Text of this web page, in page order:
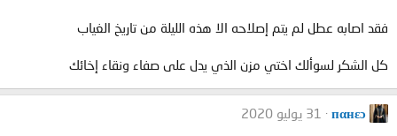
فقد اصابه عطل لم يتم إصلاحه الا هذه الليلة من تاريخ الغياب
كل الشكر لسوألك اختي مزن الذي يدل على صفاء ونقاء إخائك
пαнεɔ 31 يوليو 2020